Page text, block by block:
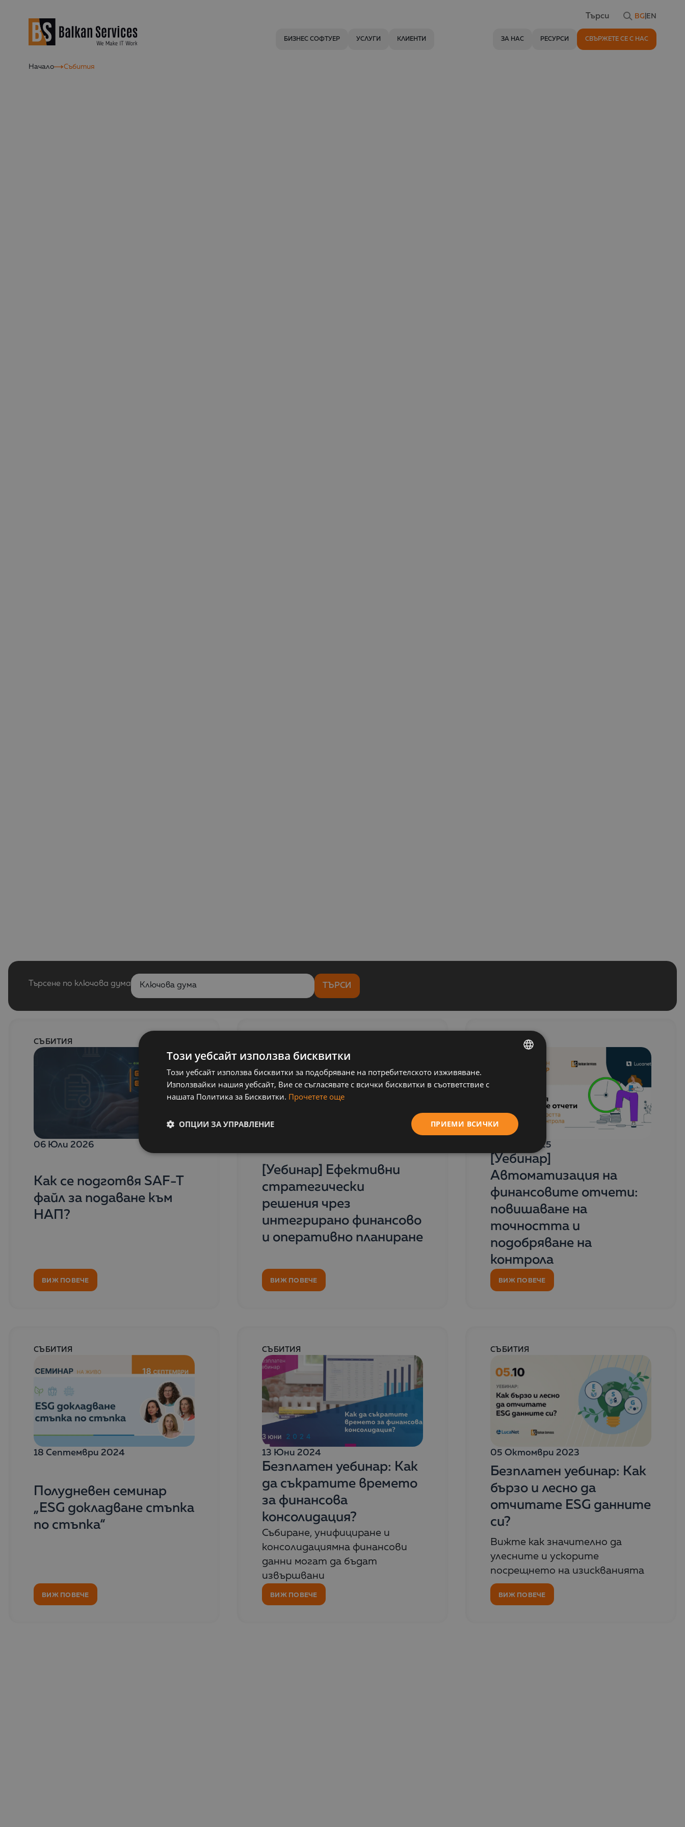
BG EN
БИЗНЕС СОФТУЕР УСЛУГИ КЛИЕНТИ ЗА НАС РЕСУРСИ СВЪРЖЕТЕ СЕ С НАС
Начало Събития
Търсене по ключова дума ТЪРСИ
СЪБИТИЯ
06 Юли 2026
Как се подготвя SAF-T
файл за подаване към
НАП?
ВИЖ ПОВЕЧЕ
[Уебинар] Ефективни
стратегически
решения чрез
интегрирано финансово
и оперативно планиране
ВИЖ ПОВЕЧЕ
СЪБИТИЯ
05 Юни 2025
[Уебинар]
Автоматизация на
финансовите отчети:
повишаване на
точността и
подобряване на
контрола
ВИЖ ПОВЕЧЕ
СЪБИТИЯ
18 Септември 2024
Полудневен семинар
„ESG докладване стъпка
по стъпка“
ВИЖ ПОВЕЧЕ
СЪБИТИЯ
13 Юни 2024
Безплатен уебинар: Как
да съкратите времето
за финансова
консолидация?
Събиране, унифициране и
консолидациямна финансови
данни могат да бъдат
извършвани
ВИЖ ПОВЕЧЕ
СЪБИТИЯ
05 Октомври 2023
Безплатен уебинар: Как
бързо и лесно да
отчитате ESG данните
си?
Вижте как значително да
улесните и ускорите
посрещнето на изискванията
ВИЖ ПОВЕЧЕ
Този уебсайт използва бисквитки
Този уебсайт използва бисквитки за подобряване на потребителското изживяване.
Използвайки нашия уебсайт, Вие се съгласявате с всички бисквитки в съответствие с
нашата Политика за Бисквитки. Прочетете още
ПРИЕМИ ВСИЧКИ
ОПЦИИ ЗА УПРАВЛЕНИЕ